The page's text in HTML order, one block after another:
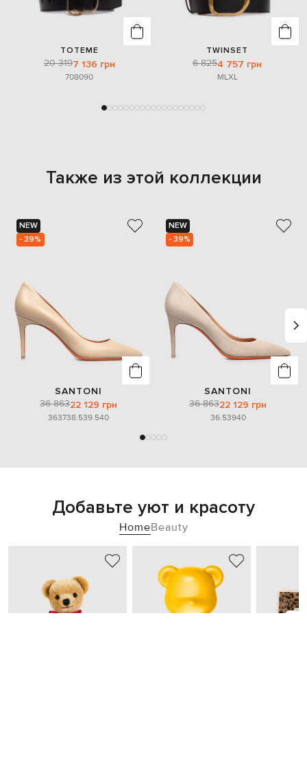
TOTEME
20 3197 136 грн
708090
TWINSET
6 8254 757 грн
MLXL
Также из этой коллекции
NEW
- 39%
SANTONI
36 86322 129 грн
363738.539.540
NEW
- 39%
SANTONI
36 86322 129 грн
36.53940
Добавьте уют и красоту
HomeBeauty